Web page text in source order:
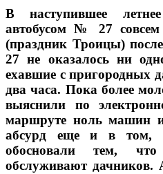
В наступившее
автобусом № 27
(праздник Троицы)
27 не оказалось ни
ехавшие с пригородных
два часа. Пока более
выяснили по
маршруте ноль машин
абсурд еще и в том,
обосновали тем,
обслуживают